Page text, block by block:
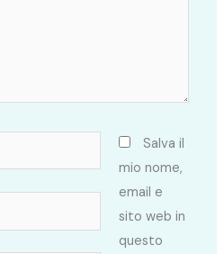
Salva il
mio nome,
email e
sito web in
questo